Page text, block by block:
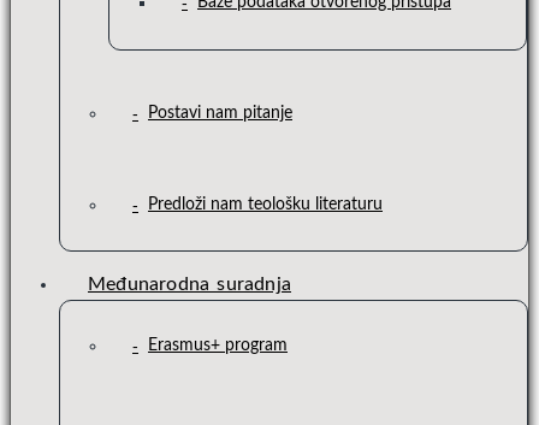
Postavi nam pitanje
Predloži nam teološku literaturu
Međunarodna suradnja
Erasmus+ program